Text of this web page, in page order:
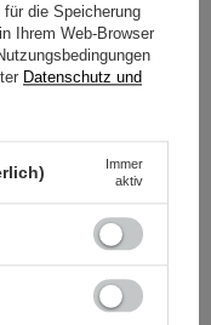
ausgestelltes Midikleid
die Speicherung
Ihrem Web-Browser
Datenschutz und
Immer
aktiv